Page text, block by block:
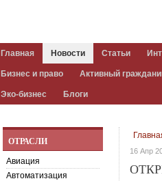
Главная Новости Статьи
Бизнес и право Активный
Эко-бизнес Блоги
16 Апр
ОТРАСЛИ
Авиация
Автоматизация